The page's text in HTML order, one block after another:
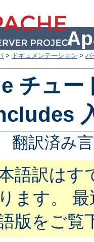
> ドキュメンテーション > バ
チュー
翻訳済み
語訳はす
ます。
版をご覧